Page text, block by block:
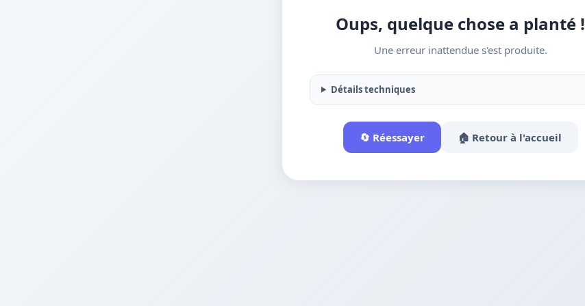
Oups, quelque chose a planté !
Une erreur inattendue s'est produite.
Détails techniques
🔄 Réessayer 🏠 Retour à l'accueil